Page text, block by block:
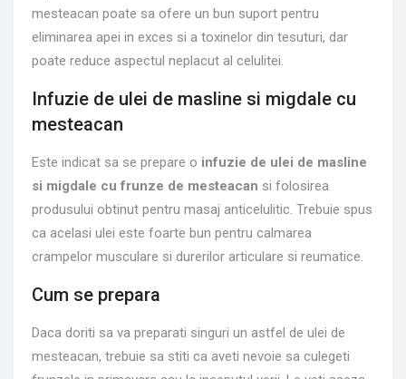
mesteacan poate sa ofere un bun suport pentru
eliminarea apei in exces si a toxinelor din tesuturi, dar
poate reduce aspectul neplacut al celulitei.
Infuzie de ulei de masline si migdale cu
mesteacan
Este indicat sa se prepare o infuzie de ulei de masline
si migdale cu frunze de mesteacan si folosirea
produsului obtinut pentru masaj anticelulitic. Trebuie spus
ca acelasi ulei este foarte bun pentru calmarea
crampelor musculare si durerilor articulare si reumatice.
Cum se prepara
Daca doriti sa va preparati singuri un astfel de ulei de
mesteacan, trebuie sa stiti ca aveti nevoie sa culegeti